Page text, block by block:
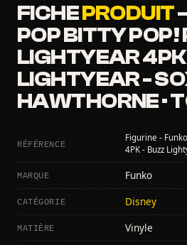
FICHEPRODUIT
POP BITTY POP!
LIGHTYEAR
LIGHTYEAR -
HAWTHORNE ·
RÉFÉRENCE
Figurine -
4PK - Buzz
MARQUE Funko
CATÉGORIE Disney
MATIÈRE Vinyle